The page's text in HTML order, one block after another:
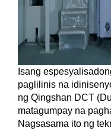
Isang
paglilinis na
ng Qingshan DCT
matagumpay na
Nagsasama ito ng